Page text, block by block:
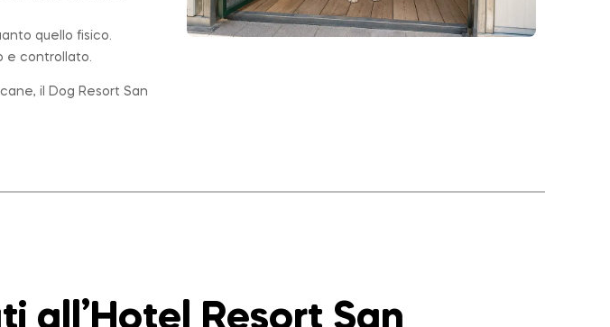
quello fisico.
e controllato.
il Dog Resort San
all’Hotel Resort San